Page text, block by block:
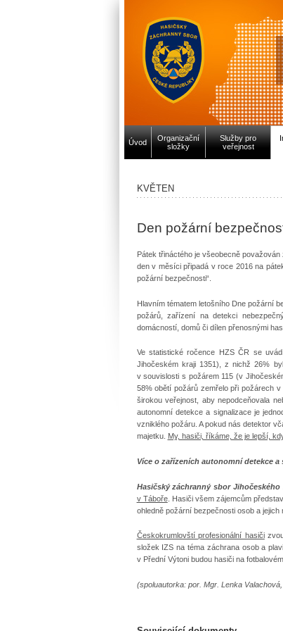
Úvod
Organizační
složky
Služby pro
veřejnost
KVĚTEN
Den požární
Pátek třináctého je všeobecně
den v měsíci připadá v roce 2016 na
požární bezpečnosti“.
Hlavním tématem letošního Dne požární
požárů, zařízení na detekci
domácností, domů či dílen přenosnými
Ve statistické ročence HZS ČR se
Jihočeském kraji 1351), z nichž 26%
v souvislosti s požárem 115 (v
58% obětí požárů zemřelo při požárech
širokou veřejnost, aby nepodceňovala
autonomní detekce a signalizace je
vzniklého požáru. A pokud nás detektor
majetku. My, hasiči, říkáme, že je lepší,
Více o zařízeních autonomní detekce
Hasičský záchranný sbor Jihočeského
v Táboře. Hasiči všem zájemcům
ohledně požární bezpečnosti osob a jejich
Českokrumlovští profesionální hasiči
složek IZS na téma záchrana osob a
v Přední Výtoni budou hasiči na
(spoluautorka: por. Mgr. Lenka